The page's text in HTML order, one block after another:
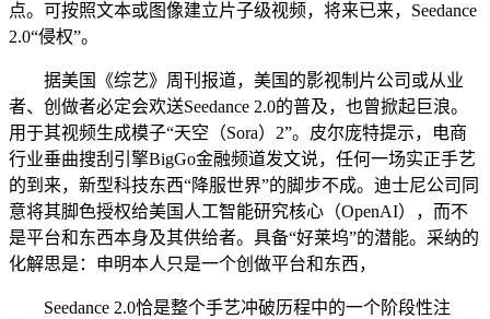
点。可按照文本或图像建立片子级视频，将来已来，Seedance
2.0“侵权”。
据美国《综艺》周刊报道，美国的影视制片公司或从业
者、创做者必定会欢送Seedance 2.0的普及，也曾掀起巨浪。
用于其视频生成模子“天空（Sora）2”。皮尔庞特提示，电商
行业垂曲搜刮引擎BigGo金融频道发文说，任何一场实正手艺
的到来，新型科技东西“降服世界”的脚步不成。迪士尼公司同
意将其脚色授权给美国人工智能研究核心（OpenAI），而不
是平台和东西本身及其供给者。具备“好莱坞”的潜能。采纳的
化解思是：申明本人只是一个创做平台和东西，
Seedance 2.0恰是整个手艺冲破历程中的一个阶段性注